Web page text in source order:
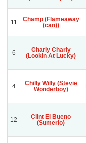
11
Champ (Flameaway
(can))
6
Charly Charly
(Lookin At Lucky)
4
Chilly Willy (Stevie
Wonderboy)
12
Clint El Bueno
(Sumerio)